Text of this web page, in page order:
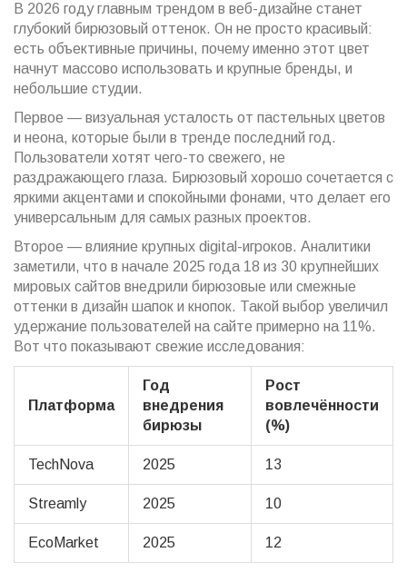
В 2026 году главным трендом в веб-дизайне станет
глубокий бирюзовый оттенок. Он не просто красивый:
есть объективные причины, почему именно этот цвет
начнут массово использовать и крупные бренды, и
небольшие студии.
Первое — визуальная усталость от пастельных цветов
и неона, которые были в тренде последний год.
Пользователи хотят чего-то свежего, не
раздражающего глаза. Бирюзовый хорошо сочетается с
яркими акцентами и спокойными фонами, что делает его
универсальным для самых разных проектов.
Второе — влияние крупных digital-игроков. Аналитики
заметили, что в начале 2025 года 18 из 30 крупнейших
мировых сайтов внедрили бирюзовые или смежные
оттенки в дизайн шапок и кнопок. Такой выбор увеличил
удержание пользователей на сайте примерно на 11%.
Вот что показывают свежие исследования:
Платформа
Год
внедрения
бирюзы
Рост
вовлечённости
(%)
TechNova 2025 13
Streamly 2025 10
EcoMarket 2025 12